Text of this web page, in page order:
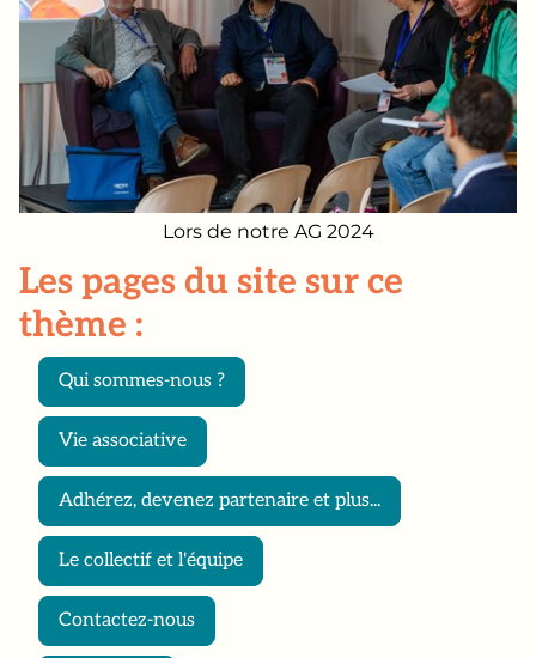
Lors de notre AG 2024
Les pages du site sur ce
thème :
Qui sommes-nous ?
Vie associative
Adhérez, devenez partenaire et plus...
Le collectif et l'équipe
Contactez-nous